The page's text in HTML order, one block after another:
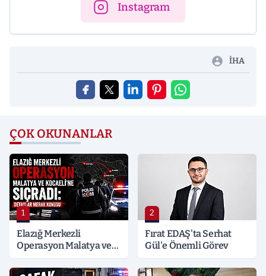
Instagram
İHA
ÇOK OKUNANLAR
1
Elazığ Merkezli
Operasyon Malatya ve
Detaylar Merak Konusu
2
Fırat EDAŞ'ta Serhat
Gül'e Önemli Görev